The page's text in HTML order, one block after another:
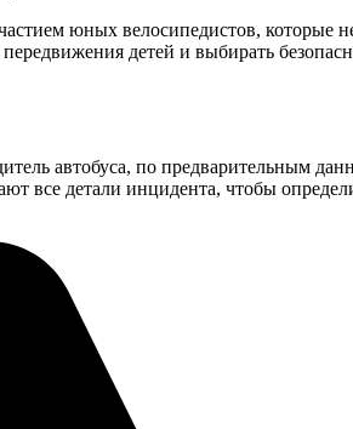
юных велосипедистов, которые
детей и выбирать
автобуса, по предварительным
все детали инцидента, чтобы